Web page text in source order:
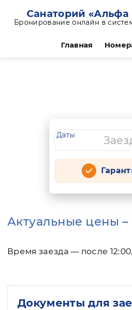
Санаторий «Альфа
Бронирование онлайн в
Главная
Даты
Актуальные цены
Время заезда — после
Документы для